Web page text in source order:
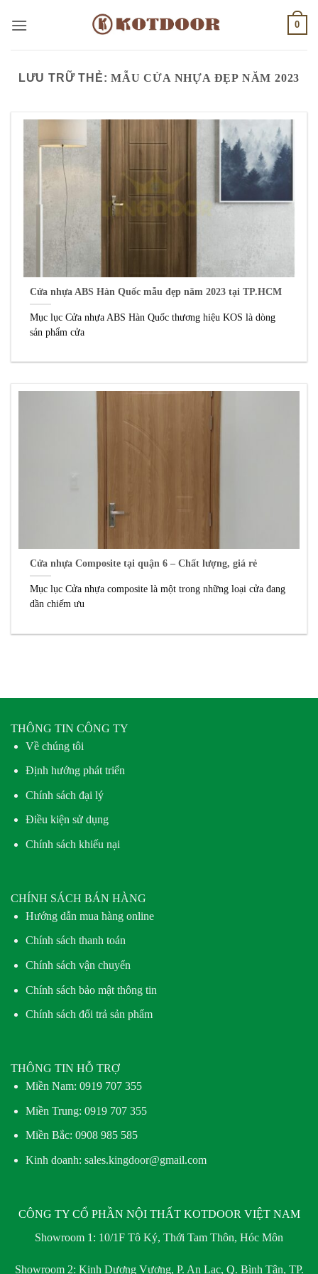
qua
0
LƯU TRỮ THẺ:MẪU CỬA NHỰA ĐẸP NĂM 2023
Cửa nhựa ABS Hàn Quốc mẫu đẹp năm 2023 tại TP.HCM
Mục lục Cửa nhựa ABS Hàn Quốc thương hiệu KOS là dòng
sản phẩm cửa
Cửa nhựa Composite tại quận 6 – Chất lượng, giá rẻ
Mục lục Cửa nhựa composite là một trong những loại cửa đang
dần chiếm ưu
THÔNG TIN CÔNG TY
Về chúng tôi
Định hướng phát triển
Chính sách đại lý
Điều kiện sử dụng
Chính sách khiếu nại
CHÍNH SÁCH BÁN HÀNG
Hướng dẫn mua hàng online
Chính sách thanh toán
Chính sách vận chuyển
Chính sách bảo mật thông tin
Chính sách đổi trả sản phẩm
THÔNG TIN HỖ TRỢ
Miền Nam: 0919 707 355
Miền Trung: 0919 707 355
Miền Bắc: 0908 985 585
Kinh doanh: sales.kingdoor@gmail.com
CÔNG TY CỔ PHẦN NỘI THẤT KOTDOOR VIỆT NAM
Showroom 1: 10/1F Tô Ký, Thới Tam Thôn, Hóc Môn
Showroom 2: Kinh Dương Vương, P. An Lạc, Q. Bình Tân, TP.